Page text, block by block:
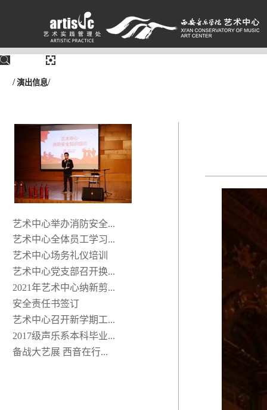
/ 演出信息/
艺术中心举办消防安全...
艺术中心全体员工学习...
艺术中心场务礼仪培训
艺术中心党支部召开换...
2021年艺术中心纳新剪...
安全责任书签订
艺术中心召开新学期工...
2017级声乐系本科毕业...
备战大艺展 西音在行...